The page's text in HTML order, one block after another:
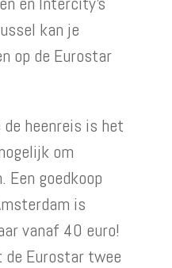
kan je
op de Eurostar
heenreis is het
om
goedkoop
is
vanaf 40 euro!
Eurostar twee